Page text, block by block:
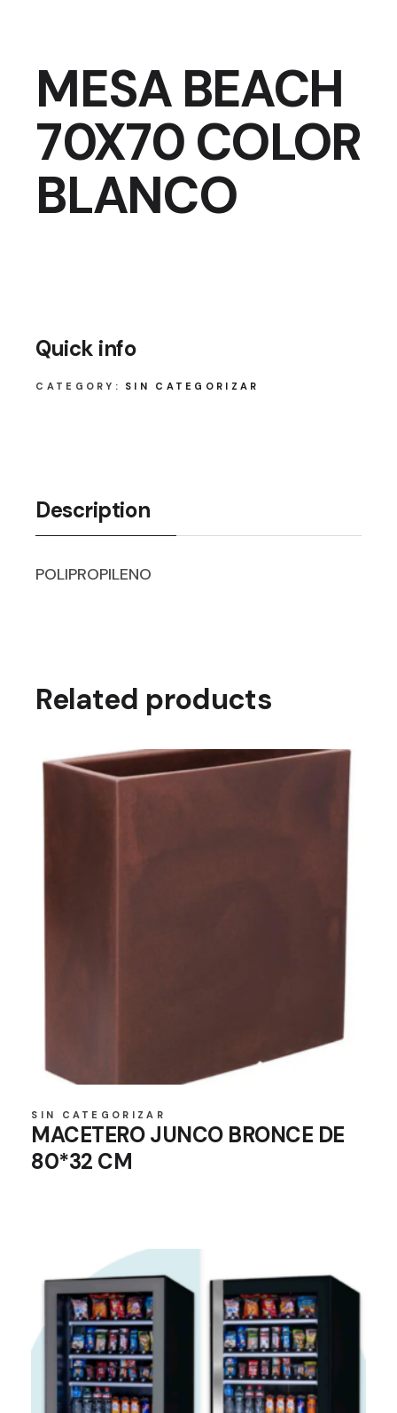
MESA BEACH
70X70 COLOR
BLANCO
Quick info
CATEGORY: SIN CATEGORIZAR
Description
POLIPROPILENO
Related products
SIN CATEGORIZAR
MACETERO JUNCO BRONCE DE
80*32 CM